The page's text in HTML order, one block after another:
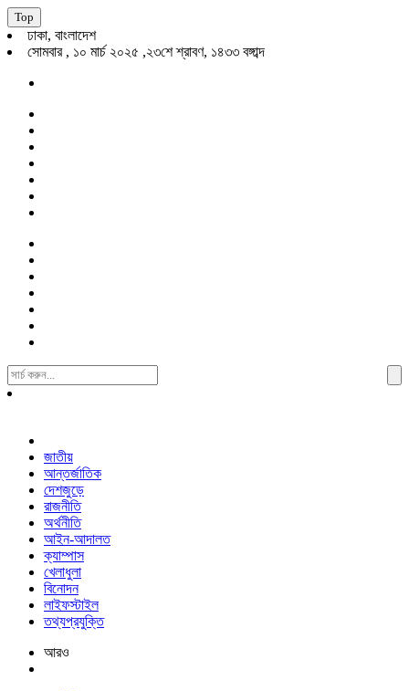
Top
ঢাকা, বাংলাদেশ
সোমবার , ১০ মার্চ ২০২৫ ,২৩শে শ্রাবণ, ১৪৩৩ বঙ্গাব্দ
Search
For:
জাতীয়
আন্তর্জাতিক
দেশজুড়ে
রাজনীতি
অর্থনীতি
আইন-আদালত
ক্যাম্পাস
খেলাধুলা
বিনোদন
লাইফস্টাইল
তথ্যপ্রযুক্তি
আরও